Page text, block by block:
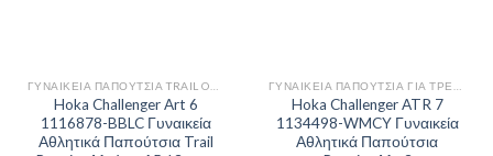
Hoka Challenger Art 6
1116878-BBLC Γυναικεία
Αθλητικά Παπούτσια Trail
Hoka Challenger ATR 7
1134498-WMCY Γυναικεία
Αθλητικά Παπούτσια